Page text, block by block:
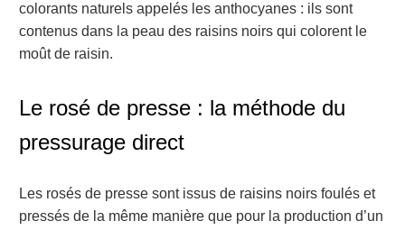
colorants naturels appelés les anthocyanes : ils sont
contenus dans la peau des raisins noirs qui colorent le
moût de raisin.
Le rosé de presse : la méthode du
pressurage direct
Les rosés de presse sont issus de raisins noirs foulés et
pressés de la même manière que pour la production d’un